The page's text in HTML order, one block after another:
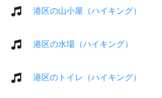
港区の山小屋（ハイキング）
港区の水場（ハイキング）
港区のトイレ（ハイキング）